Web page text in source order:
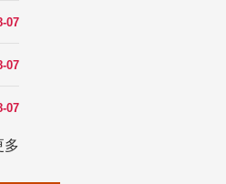
07
07
07
多